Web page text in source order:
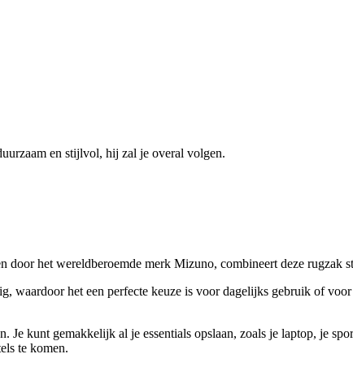
en stijlvol, hij zal je overal volgen.
het wereldberoemde merk Mizuno, combineert deze rugzak
waardoor het een perfecte keuze is voor dagelijks gebruik of
kunt gemakkelijk al je essentials opslaan, zoals je laptop, je
te komen.